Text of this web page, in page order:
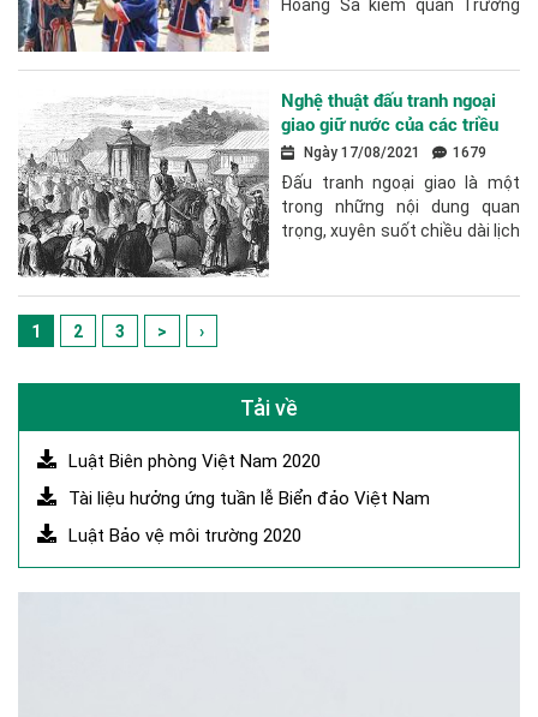
Hoàng Sa kiêm quản Trường
quốc,...
Nghệ thuật đấu tranh ngoại
giao giữ nước của các triều
đại phong kiến Việt Nam
Ngày 17/08/2021 1679
Đấu tranh ngoại giao là một
trong những nội dung quan
trọng, xuyên suốt chiều dài lịch
cõi, bảo...
1
2 3 > ›
Tải về
Luật Biên phòng Việt Nam 2020
Tài liệu hưởng ứng tuần lễ Biển đảo Việt Nam
Luật Bảo vệ môi trường 2020